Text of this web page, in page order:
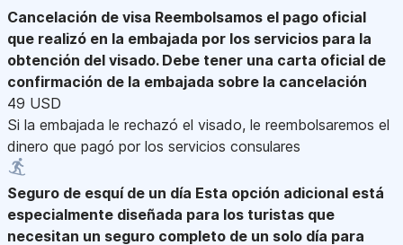
Cancelación de visa Reembolsamos el pago oficial
que realizó en la embajada por los servicios para la
obtención del visado. Debe tener una carta oficial de
confirmación de la embajada sobre la cancelación
49 USD
Si la embajada le rechazó el visado, le reembolsaremos el
dinero que pagó por los servicios consulares
Seguro de esquí de un día Esta opción adicional está
especialmente diseñada para los turistas que
necesitan un seguro completo de un solo día para